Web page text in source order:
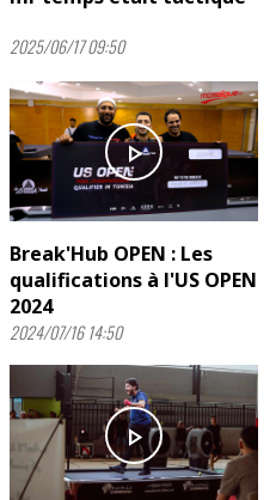
2025/06/17 09:50
play_arrow
Break'Hub OPEN : Les
qualifications à l'US OPEN
2024
2024/07/16 14:50
play_arrow